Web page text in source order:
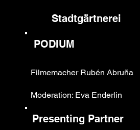
Stadtgärtnerei
PODIUM
Filmemacher Rubén Abruña
Moderation: Eva Enderlin
Presenting Partner